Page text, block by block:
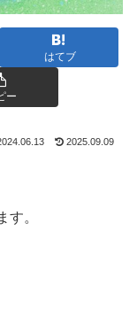
はてブ
ー
2025.09.09
す。